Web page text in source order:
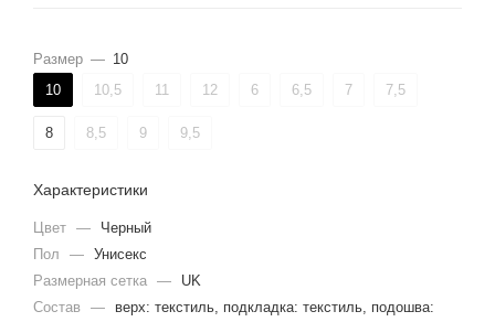
Размер — 10
10
10,5 11 12 6 6,5 7 7,5
8 8,5 9 9,5
Характеристики
Цвет —
Черный
Пол
— Унисекс
Размерная сетка —
UK
Состав
—
верх: текстиль, подкладка: текстиль, подошва: